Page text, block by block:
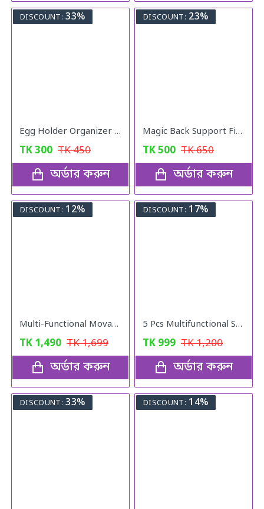
DISCOUNT: 33%
Egg Holder Organizer for Refrigerator
TK300 TK450
অর্ডার করুন
DISCOUNT: 23%
Magic Back Support Five Minutes ADay
TK500 TK650
অর্ডার করুন
DISCOUNT: 12%
Multi-Functional Movable Adjustable Base
TK 1,490 TK1,699
অর্ডার করুন
DISCOUNT: 17%
5 Pcs Multifunctional Stainless Steel Protect Fresh Box With Lid
TK 999 TK1,200
অর্ডার করুন
DISCOUNT: 33% DISCOUNT: 14%